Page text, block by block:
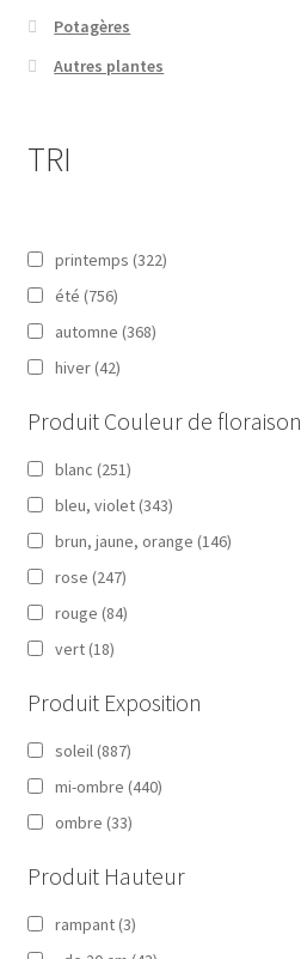
Potagères
Autres plantes
TRI
printemps (322)
été (756)
automne (368)
hiver (42)
Produit Couleur de floraison
blanc (251)
bleu, violet (343)
brun, jaune, orange (146)
rose (247)
rouge (84)
vert (18)
Produit Exposition
soleil (887)
mi-ombre (440)
ombre (33)
Produit Hauteur
rampant (3)